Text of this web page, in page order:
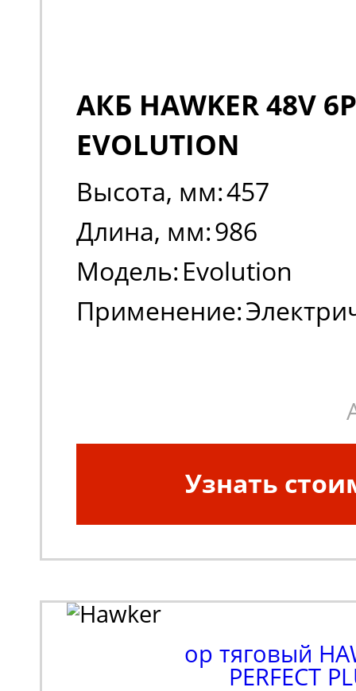
АКБ HAWKER 48V
EVOLUTION
Высота, мм:457
Длина, мм:986
Модель: Evolution
Применение:
Узнать